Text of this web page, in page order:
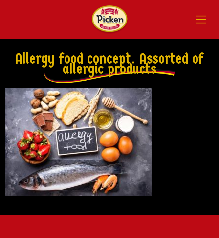
Allergy food concept. Assorted of
allergic products